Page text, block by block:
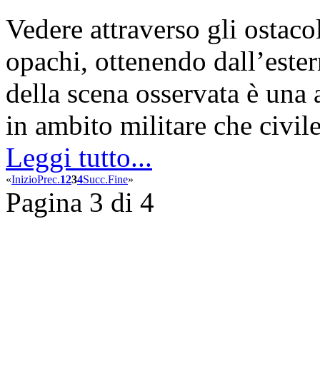
Vedere attraverso gli
opachi, ottenendo
della scena osservata è
in ambito militare che
Leggi tutto...
«InizioPrec.1234Succ.Fine»
Pagina 3 di 4